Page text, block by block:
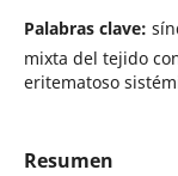
Palabras clave:
mixta del tejido
eritematoso
Resumen